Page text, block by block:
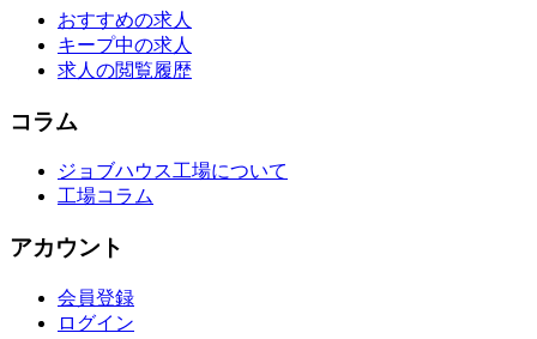
おすすめの求人
キープ中の求人
求人の閲覧履歴
コラム
ジョブハウス工場について
工場コラム
アカウント
会員登録
ログイン